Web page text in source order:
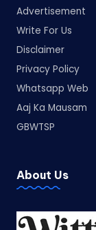
Advertisement
Write For Us
Disclaimer
Privacy Policy
Whatsapp Web
Aaj Ka Mausam
GBWTSP
About Us